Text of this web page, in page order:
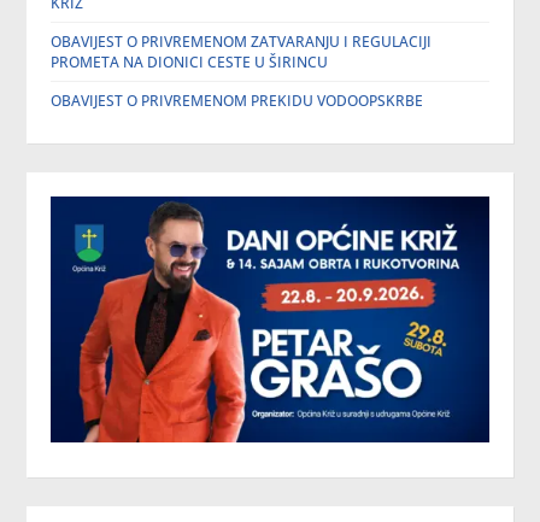
OBAVIJEST O PRIVREMENOM ZATVARANJU I REGULACIJI
PROMETA NA DIONICI CESTE U ŠIRINCU
OBAVIJEST O PRIVREMENOM PREKIDU VODOOPSKRBE